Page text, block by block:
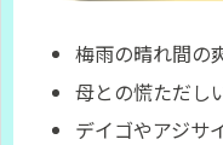
梅雨の晴れ間の
母との慌ただし
デイゴやアジサ